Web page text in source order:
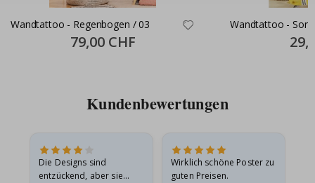
Wandtattoo - Regenbogen / 03
Special
Price
79,00 CHF
Wandtattoo -
Price
Kundenbewertungen
Die Designs sind
entzückend, aber sie
Wirklich schöne Poster zu
guten Preisen.